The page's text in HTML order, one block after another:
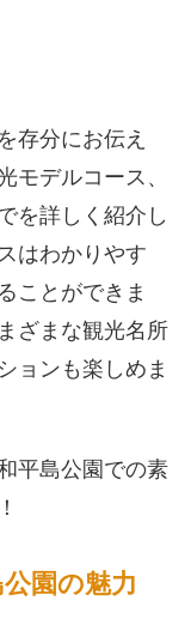
存分にお伝え
モデルコース、
を詳しく紹介し
はわかりやす
ことができま
ざまな観光名所
ョンも楽しめま
平島公園での素
園の魅力